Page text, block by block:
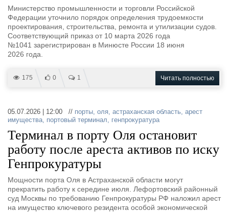
Министерство промышленности и торговли Российской
Федерации уточнило порядок определения трудоемкости
проектирования, строительства, ремонта и утилизации судов.
Соответствующий приказ от 10 марта 2026 года
№1041 зарегистрирован в Минюсте России 18 июня
2026 года.
175 0 1 Читать полностью
05.07.2026 | 12:00 // порты, оля, астраханская область, арест
имущества, портовый терминал, генпрокуратура
Терминал в порту Оля остановит
работу после ареста активов по иску
Генпрокуратуры
Мощности порта Оля в Астраханской области могут
прекратить работу к середине июля. Лефортовский районный
суд Москвы по требованию Генпрокуратуры РФ наложил арест
на имущество ключевого резидента особой экономической